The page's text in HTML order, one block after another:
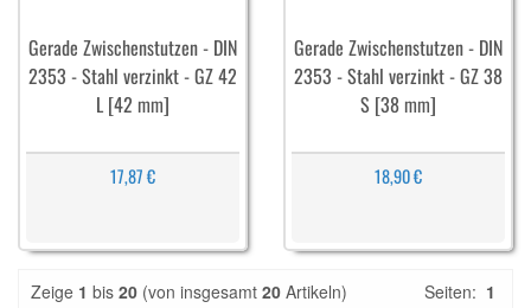
Gerade Zwischenstutzen - DIN
2353 - Stahl verzinkt - GZ 42
L [42 mm]
17,87 €
Gerade Zwischenstutzen - DIN
2353 - Stahl verzinkt - GZ 38
S [38 mm]
18,90 €
Zeige 1 bis 20 (von insgesamt 20 Artikeln) Seiten: 1